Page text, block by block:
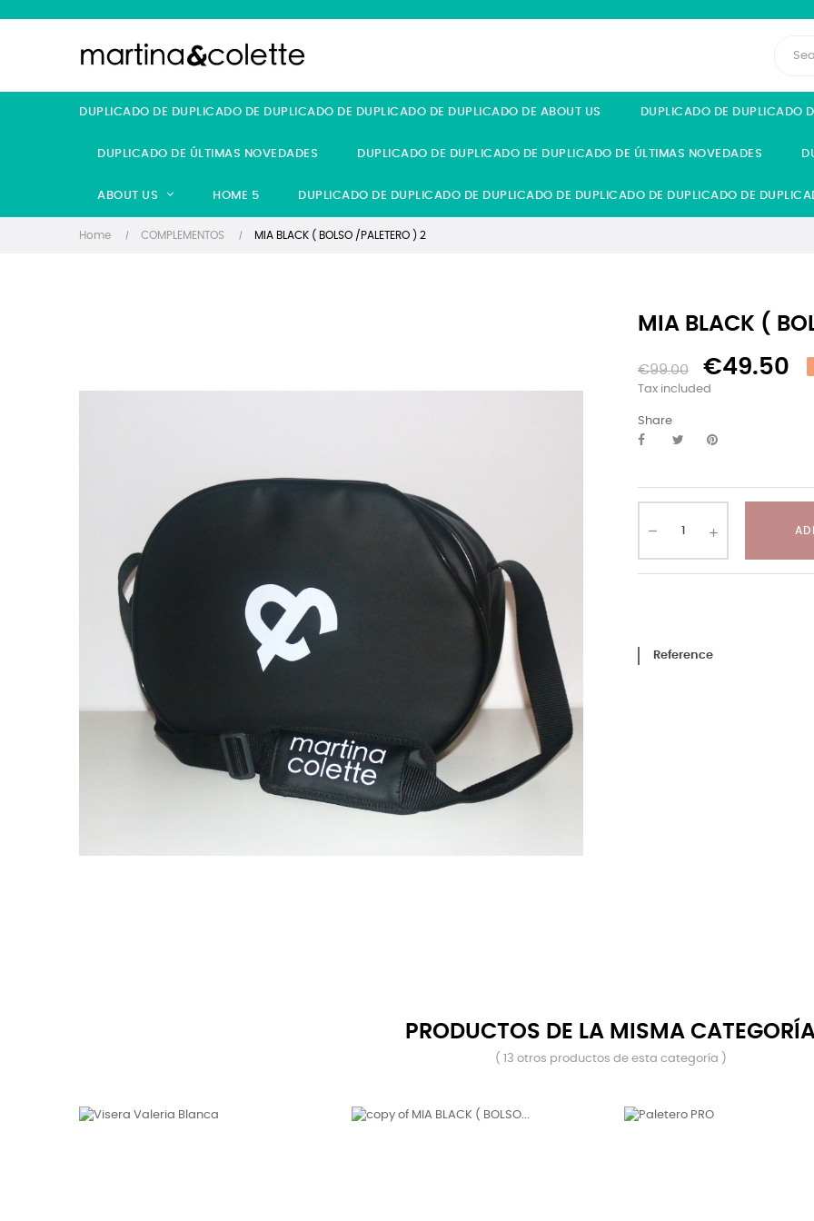
DUPLICADO DE DUPLICADO DE DUPLICADO DE DUPLICADO DE DUPLICADO DE ABOUT US DUPLICADO DE DUPLICADO
DUPLICADO DE ÚLTIMAS NOVEDADES DUPLICADO DE DUPLICADO DE DUPLICADO DE ÚLTIMAS NOVEDADES
ABOUT US HOME 5 DUPLICADO DE DUPLICADO DE DUPLICADO DE DUPLICADO DE DUPLICADO DE
Home COMPLEMENTOS MIA BLACK ( BOLSO /PALETERO ) 2
MIA BLACK (
€99.00 €49.50
Tax included
Share
Reference
PRODUCTOS DE LA MISMA
( 13 otros productos de esta categoría )